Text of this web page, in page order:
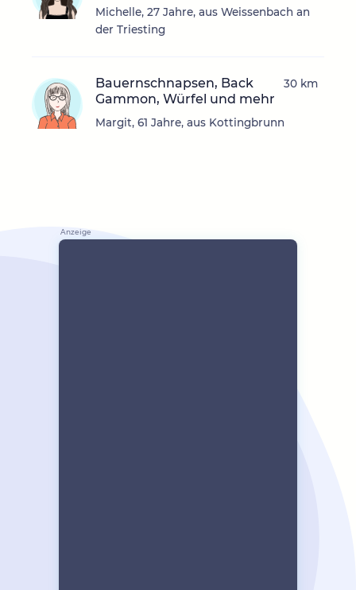
Michelle, 27 Jahre, aus Weissenbach an
der Triesting
Bauernschnapsen, Back
Gammon, Würfel und mehr
Margit, 61 Jahre, aus Kottingbrunn
30 km